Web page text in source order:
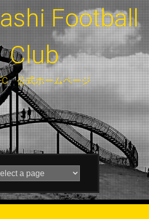
Football
Club
公式ホームページ
content